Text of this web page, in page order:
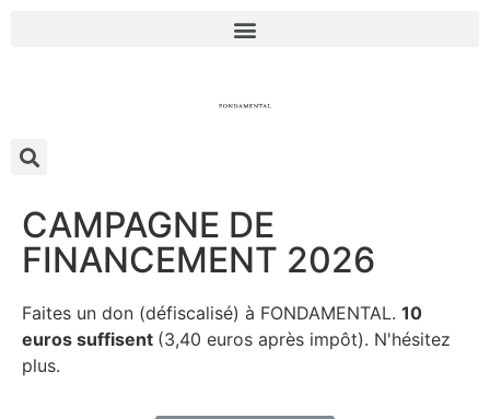
CAMPAGNE DE
FINANCEMENT 2026
Faites un don (défiscalisé) à FONDAMENTAL. 10
euros suffisent (3,40 euros après impôt). N'hésitez
plus.